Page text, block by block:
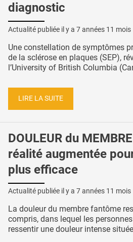
diagnostic
Actualité publiée il y a 7 années 11 mois
Une constellation de symptômes
de la sclérose en plaques (SEP),
l’University of British Columbia
LIRE LA SUITE
DOULEUR du
réalité augmentée
plus efficace
Actualité publiée il y a 7 années 11 mois
La douleur du membre fantôme
compris, dans lequel les
ressentir une douleur intense